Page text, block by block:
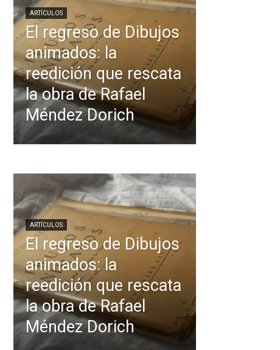
ARTÍCULOS
El regreso de Dibujos
animados: la
reedición que rescata
la obra de Rafael
Méndez Dorich
ARTÍCULOS
El regreso de Dibujos
animados: la
reedición que rescata
la obra de Rafael
Méndez Dorich